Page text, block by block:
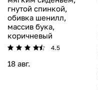
гнутой спинкой,
обивка шенилл,
массив бука,
коричневый
4.5
18 авг.